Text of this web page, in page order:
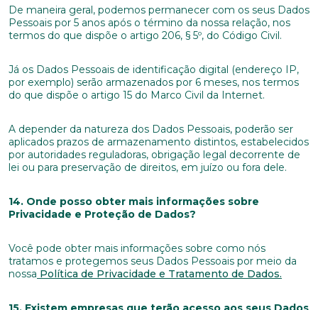
De maneira geral, podemos permanecer com os seus Dados
Pessoais por 5 anos após o término da nossa relação, nos
termos do que dispõe o artigo 206, § 5º, do Código Civil.
Já os Dados Pessoais de identificação digital (endereço IP,
por exemplo) serão armazenados por 6 meses, nos termos
do que dispõe o artigo 15 do Marco Civil da Internet.
A depender da natureza dos Dados Pessoais, poderão ser
aplicados prazos de armazenamento distintos, estabelecidos
por autoridades reguladoras, obrigação legal decorrente de
lei ou para preservação de direitos, em juízo ou fora dele.
14. Onde posso obter mais informações sobre
Privacidade e Proteção de Dados?
Você pode obter mais informações sobre como nós
tratamos e protegemos seus Dados Pessoais por meio da
nossa Política de Privacidade e Tratamento de Dados.